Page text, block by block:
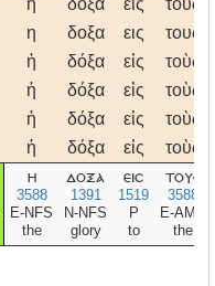
ἡ δόξα εἰς τοὺς
η δοξα εις τους
ἡ δόξα εἰς τοὺς
ἡ δόξα εἰς τοὺς
ἡ δόξα εἰς τοὺς
ἡ δόξα εἰς τοὺς
η
3588
E-NFS
the
δοξα
1391
N-NFS
glory
εισ
1519
P
to
τουσ
3588
E-AMP
the